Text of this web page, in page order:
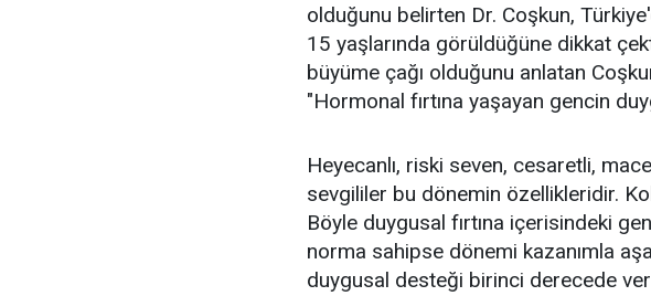
olduğunu belirten Dr. Coşkun,
15 yaşlarında görüldüğüne dikkat
büyüme çağı olduğunu anlatan
"Hormonal fırtına yaşayan gencin
Heyecanlı, riski seven, cesaretli,
sevgililer bu dönemin özellikleridir.
Böyle duygusal fırtına içerisindeki
norma sahipse dönemi kazanımla
duygusal desteği birinci derecede